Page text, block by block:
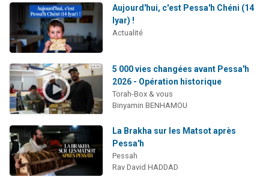
Aujourd'hui, c'est Pessa'h Chéni (14
Iyar) !
Actualité
5 000 vies changées avant Pessa'h
2026 - Opération historique
Torah-Box & vous
Binyamin BENHAMOU
La Brakha sur les Matsot après
Pessa'h
Pessah
Rav David HADDAD